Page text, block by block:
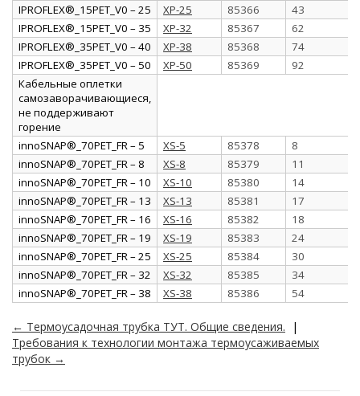
IPROFLEX®_15PET_V0 – 25
XP-25 85366 43
IPROFLEX®_15PET_V0 – 35
XP-32 85367 62
IPROFLEX®_35PET_V0 – 40
XP-38 85368 74
IPROFLEX®_35PET_V0 – 50
XP-50 85369 92
Кабельные оплетки
самозаворачивающиеся,
не поддерживают
горение
innoSNAP®_70PET_FR – 5
XS-5 85378 8
innoSNAP®_70PET_FR – 8
XS-8 85379 11
innoSNAP®_70PET_FR – 10
XS-10 85380 14
innoSNAP®_70PET_FR – 13
XS-13 85381 17
innoSNAP®_70PET_FR – 16
XS-16 85382 18
innoSNAP®_70PET_FR – 19
XS-19 85383 24
innoSNAP®_70PET_FR – 25
XS-25 85384 30
innoSNAP®_70PET_FR – 32
XS-32 85385 34
innoSNAP®_70PET_FR – 38
XS-38 85386 54
← Термоусадочная трубка ТУТ. Общие сведения. |
Требования к технологии монтажа термоусаживаемых
трубок →